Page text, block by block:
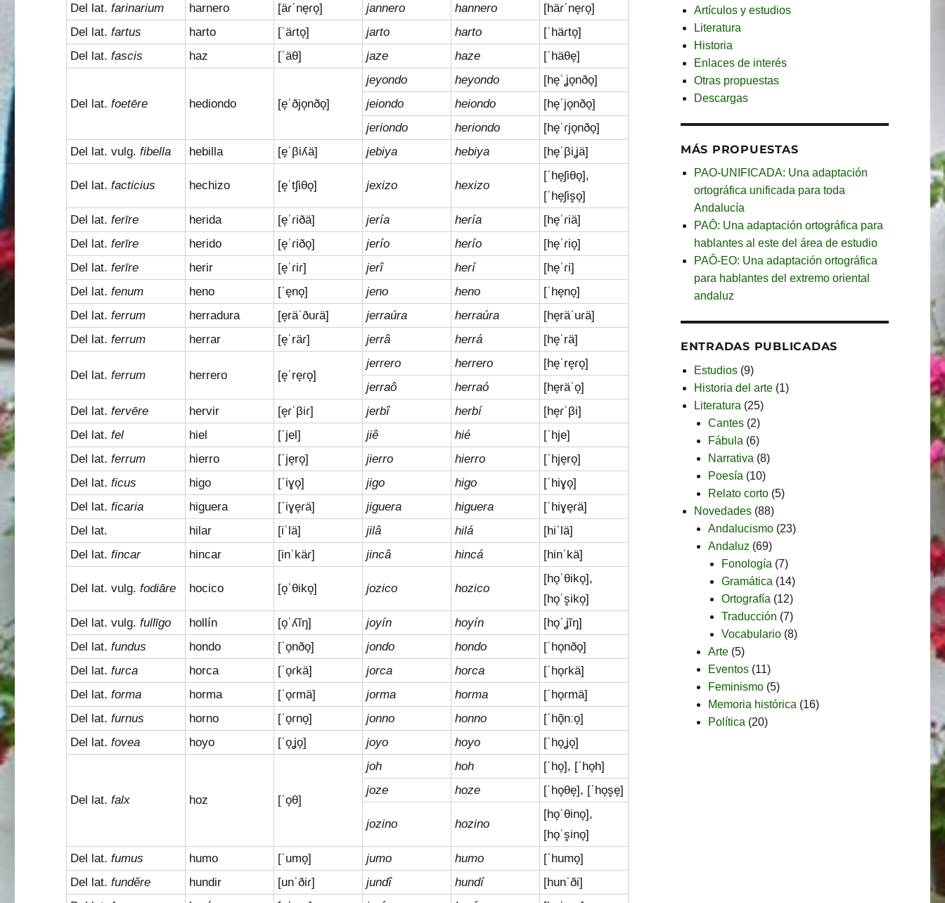
Del lat.farinarium harnero [äɾˈne̞ɾo̞] jannero hannero
[häɾˈne̞ɾo̞]
Del lat.fartus harto [ˈäɾto̞] jarto harto
[ˈhäɾto̞]
Del lat.fascis haz [ˈäθ] jaze haze [ˈhäθe̞]
Del lat.foetēre hediondo [e̞ˈðjo̞nðo̞]
jeyondo heyondo
[he̞ˈʝo̞nðo̞]
jeiondo
heiondo
[he̞ˈjo̞nðo̞]
jeriondo
heriondo
[he̞ˈɾjo̞nðo̞]
Del lat. vulg.fibella hebilla [e̞ˈβiʎä] jebiya hebiya [he̞ˈβiʝä]
Del lat.facticius hechizo [e̞ˈtʃiθo̞] jexizo hexizo
[ˈhe̞ʃiθo̞],
[ˈhe̞ʃis̻o̞]
Del lat.ferīre herida [e̞ˈɾiðä] jería hería
[he̞ˈɾiä]
Del lat.ferīre herido [e̞ˈɾiðo̞] jerío herío
[he̞ˈɾio̞]
Del lat.ferīre herir [e̞ˈɾiɾ] jerî herí
[he̞ˈɾi]
Del lat.fenum heno [ˈe̞no̞] jeno heno
[ˈhe̞no̞]
Del lat.ferrum herradura [e̞räˈðuɾä] jerraúra herraúra
[he̞räˈuɾä]
Del lat.ferrum herrar [e̞ˈräɾ] jerrâ herrá [he̞ˈrä]
Del lat.ferrum herrero [e̞ˈre̞ɾo̞]
jerrero herrero
[he̞ˈre̞ɾo̞]
jerraô
herraó
[he̞räˈo̞]
Del lat.fervēre hervir [e̞ɾˈβiɾ] jerbî herbí
[he̞ɾˈβi]
Del lat.fel hiel [ˈjel] jiê hié
[ˈhje]
Del lat.ferrum hierro [ˈje̞ro̞] jierro hierro
[ˈhje̞ro̞]
Del lat.ficus higo [ˈiɣo̞] jigo higo
[ˈhiɣo̞]
Del lat.ficaria higuera [ˈiɣe̞ɾä] jiguera higuera
[ˈhiɣe̞ɾä]
Del lat.
hilar [iˈlä] jilâ hilá
[hiˈlä]
Del lat.fincar hincar [inˈkäɾ] jincâ hincá [hinˈkä]
Del lat. vulg.fodiāre hocico [o̞ˈθiko̞] jozico hozico
[ho̞ˈθiko̞],
[ho̞ˈs̻iko̞]
Del lat. vulg.fullīgo hollín [o̞ˈʎĩŋ] joyín hoyín
[ho̞ˈʝĩŋ]
Del lat.fundus hondo [ˈo̞nðo̞] jondo hondo
[ˈho̞nðo̞]
Del lat.furca horca [ˈo̞ɾkä] jorca horca
[ˈho̞ɾkä]
Del lat.forma horma [ˈo̞ɾmä] jorma horma
[ˈho̞ɾmä]
Del lat.furnus horno [ˈo̞ɾno̞] jonno honno
[ˈhõ̞nːo̞]
Del lat.fovea hoyo [ˈo̞ʝo̞] joyo hoyo [ˈho̞ʝo̞]
Del lat.falx hoz [ˈo̞θ]
joh hoh
[ˈho̞], [ˈho̞h]
joze
hoze [ˈho̞θe̞], [ˈho̞s̻e̞]
jozino hozino
[ho̞ˈθino̞],
[ho̞ˈs̻ino̞]
Del lat.fumus humo [ˈumo̞] jumo humo
[ˈhumo̞]
Del lat.fundĕre hundir [unˈðiɾ] jundî hundí
[hunˈði]
Artículos y estudios
Literatura
Historia
Enlaces de interés
Otras propuestas
Descargas
MÁS PROPUESTAS
PAO-UNIFICADA: Una adaptación
ortográfica unificada para toda
Andalucía
PAÔ: Una adaptación ortográfica para
hablantes al este del área de estudio
PAÔ-EO: Una adaptación ortográfica
para hablantes del extremo oriental
andaluz
ENTRADAS PUBLICADAS
Estudios (9)
Historia del arte (1)
Literatura (25)
Cantes(2)
Fábula (6)
Narrativa (8)
Poesía (10)
Relato corto(5)
Novedades (88)
Andalucismo(23)
Andaluz (69)
Fonología (7)
Gramática (14)
Ortografía (12)
Traducción (7)
Vocabulario (8)
Arte(5)
Eventos(11)
Feminismo(5)
Memoria histórica (16)
Política (20)